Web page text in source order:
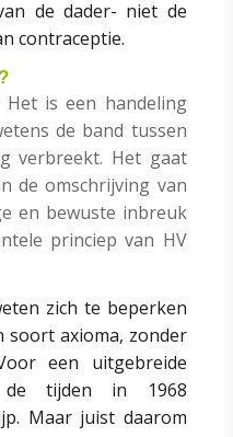
de dader- niet de
contraceptie.
Het is een handeling
de band tussen
verbreekt. Het gaat
de omschrijving van
en bewuste inbreuk
princiep van HV
zich te beperken
axioma, zonder
een uitgebreide
de tijden in 1968
Maar juist daarom